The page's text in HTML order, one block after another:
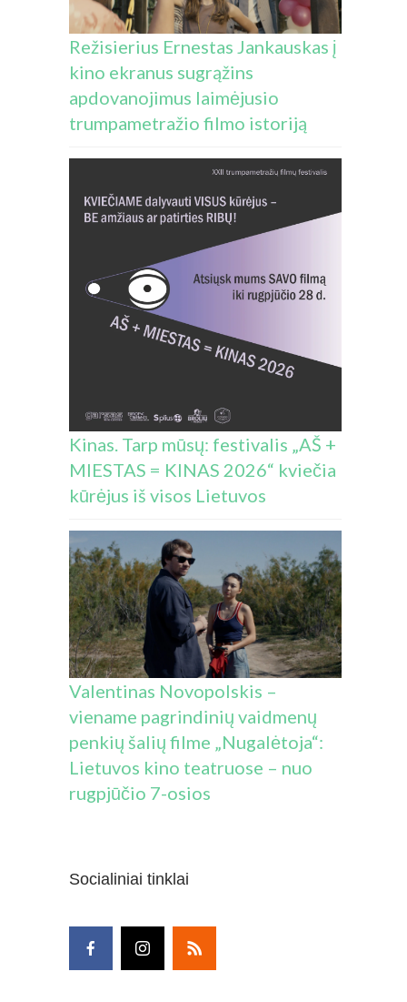
Režisierius Ernestas Jankauskas į
kino ekranus sugrąžins
apdovanojimus laimėjusio
trumpametražio filmo istoriją
Kinas. Tarp mūsų: festivalis „AŠ +
MIESTAS = KINAS 2026“ kviečia
kūrėjus iš visos Lietuvos
Valentinas Novopolskis –
viename pagrindinių vaidmenų
penkių šalių filme „Nugalėtoja“:
Lietuvos kino teatruose – nuo
rugpjūčio 7-osios
Socialiniai tinklai